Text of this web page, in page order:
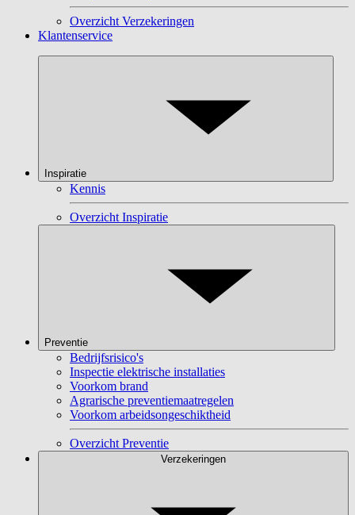
Overzicht Verzekeringen
Klantenservice
Inspiratie
Kennis
Overzicht Inspiratie
Preventie
Bedrijfsrisico's
Inspectie elektrische installaties
Voorkom brand
Agrarische preventiemaatregelen
Voorkom arbeidsongeschiktheid
Overzicht Preventie
Verzekeringen